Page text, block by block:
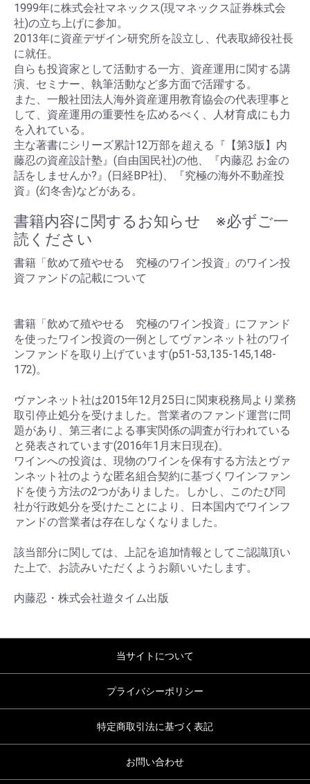
1999年に株式会社マネックス(現マネックス証券株式会
社)の立ち上げに参加。
2013年に資産デザイン研究所を設立し、代表取締役社長
に就任。
自らも投資家として活動する一方、資産運用に関する講
演、セミナー、執筆活動など多方面で活躍する。
また、一般社団法人海外資産運用教育協会の代表理事と
して、資産運用の重要性を広めるべく、人材育成にも力
を入れている。
主な著書にシリーズ累計12万部を超える『【第3版】内
藤忍の資産設計塾』(自由国民社)の他、『内藤忍 お金の
話をしませんか?』(日経BP社)、『究極の海外不動産投
資』(幻冬舎)などがある。
書籍内容に関するお知らせ ※必ずご一
読ください
書籍「飲めて殖やせる 究極のワイン投資」のワイン投
資ファンドの記載について
書籍「飲めて殖やせる 究極のワイン投資」にファンド
を使ったワイン投資の一例としてヴァンネット社のワイ
ンファンドを取り上げています(p51-53,135-145,148-
172)。
ヴァンネット社は2015年12月25日に関東税務局より業務
取引停止処分を受けました。営業者のファンド運営に問
題があり、第三者による事実関係の調査が行われている
と発表されています(2016年1月末日現在)。
ワインへの投資は、現物のワインを保有する方法とヴァ
ンネット社のような匿名組合契約に基づくワインファン
ドを使う方法の2つがありました。しかし、このたび同
社が行政処分を受けたことにより、日本国内でワインフ
ァンドの営業者は存在しなくなりました。
該当部分に関しては、上記を追加情報としてご認識頂い
た上で、お読みいただくようお願いいたします。
内藤忍・株式会社遊タイム出版
当サイトについて
プライバシーポリシー
特定商取引法に基づく表記
お問い合わせ